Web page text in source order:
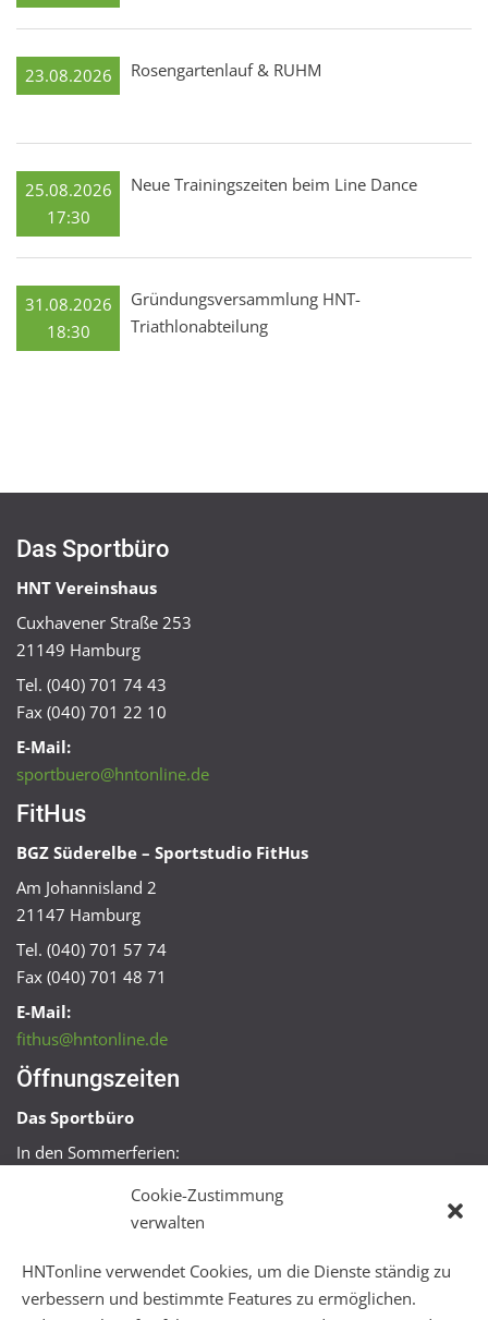
Cookie-Zustimmung
verwalten
HNTonline verwendet Cookies, um die Dienste ständig zu
verbessern und bestimmte Features zu ermöglichen.
23.08.2026 Rosengartenlauf & RUHM
25.08.2026
17:30
Neue Trainingszeiten beim Line Dance
31.08.2026
18:30
Gründungsversammlung HNT-
Triathlonabteilung
Das Sportbüro
HNT Vereinshaus
Cuxhavener Straße 253
21149 Hamburg
Tel. (040) 701 74 43
Fax (040) 701 22 10
E-Mail:
sportbuero@hntonline.de
FitHus
BGZ Süderelbe – Sportstudio FitHus
Am Johannisland 2
21147 Hamburg
Tel. (040) 701 57 74
Fax (040) 701 48 71
E-Mail:
fithus@hntonline.de
Öffnungszeiten
Das Sportbüro
In den Sommerferien:
Mo + Mi 16:00 – 18:00 Uhr
Mo – Fr 08:00 – 22:00 Uhr
Sa + So 10:00 – 18:00 Uhr